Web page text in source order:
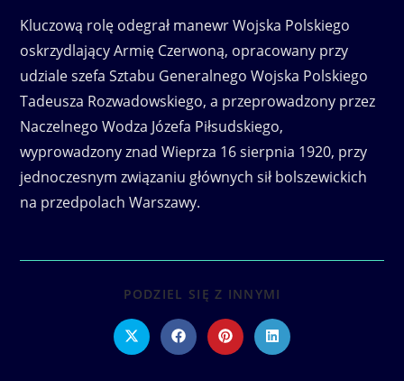
Kluczową rolę odegrał manewr Wojska Polskiego
oskrzydlający Armię Czerwoną, opracowany przy
udziale szefa Sztabu Generalnego Wojska Polskiego
Tadeusza Rozwadowskiego, a przeprowadzony przez
Naczelnego Wodza Józefa Piłsudskiego,
wyprowadzony znad Wieprza 16 sierpnia 1920, przy
jednoczesnym związaniu głównych sił bolszewickich
na przedpolach Warszawy.
PODZIEL SIĘ Z INNYMI
CONTENT
Opens
in
Opens
in
Opens
in
Opens
in